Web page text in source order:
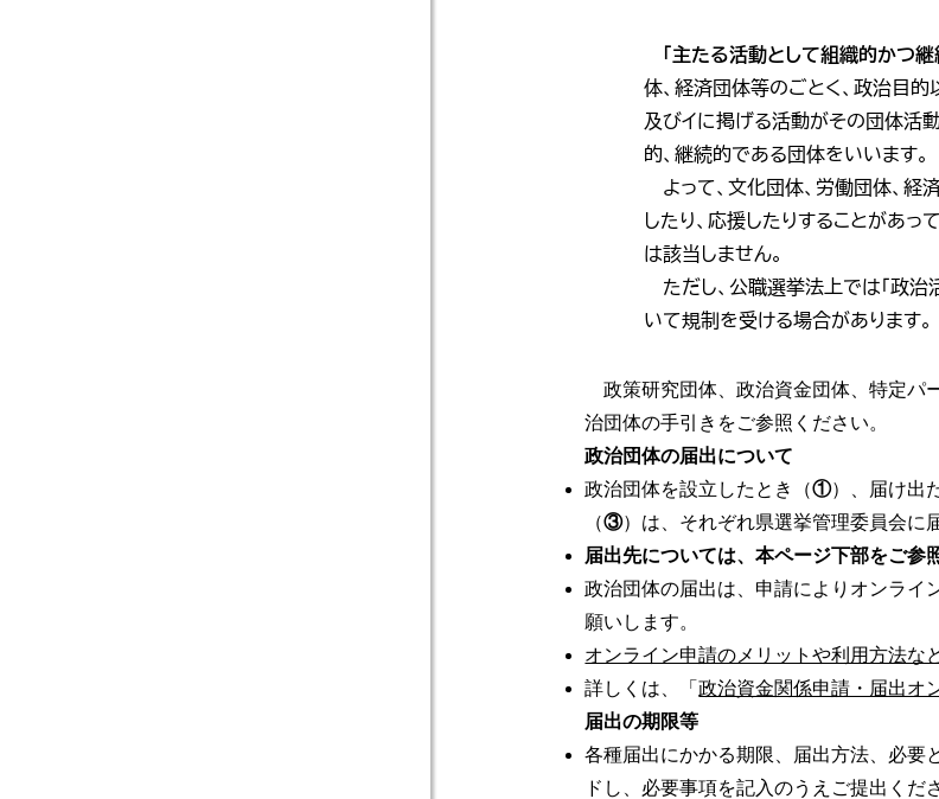
「主たる活動として組織的かつ継
体、経済団体等のごとく、政治目
及びイに掲げる活動がその団体活
的、継続的である団体をいいます。
よって、文化団体、労働団体、
したり、応援したりすることがあ
は該当しません。
ただし、公職選挙法上では「政治
いて規制を受ける場合があります。
政策研究団体、政治資金団体、特定パ
治団体の手引きをご参照ください。
政治団体の届出について
政治団体を設立したとき（①）、届け出
（③）は、それぞれ県選挙管理委員会に
届出先については、本ページ下部をご参
政治団体の届出は、申請によりオンライ
願いします。
オンライン申請のメリットや利用方法な
詳しくは、「政治資金関係申請・届出オ
届出の期限等
各種届出にかかる期限、届出方法、必要
ドし、必要事項を記入のうえご提出くだ